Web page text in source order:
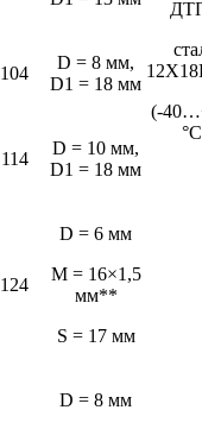
(-
104
D = 8 мм,
D1 = 18 мм
114
D = 10 мм,
D1 = 18 мм
124
D = 6 мм
M = 16×1,5
мм**
S = 17 мм
D = 8 мм